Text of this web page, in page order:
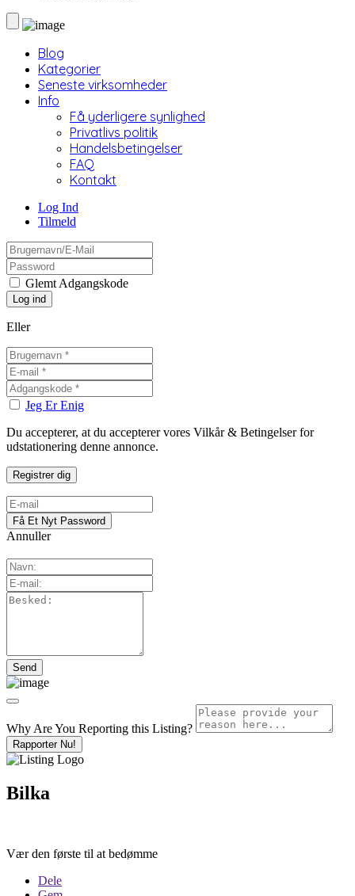
Blog
Kategorier
Seneste virksomheder
Info
Få yderligere synlighed
Privatlivs politik
Handelsbetingelser
FAQ
Kontakt
Log Ind
Tilmeld
Glemt Adgangskode
Eller
Jeg Er Enig
Du accepterer, at du accepterer vores Vilkår & Betingelser for
udstationering denne annonce.
Annuller
Why Are You Reporting this Listing?
Rapporter Nu!
Bilka
Vær den første til at bedømme
Dele